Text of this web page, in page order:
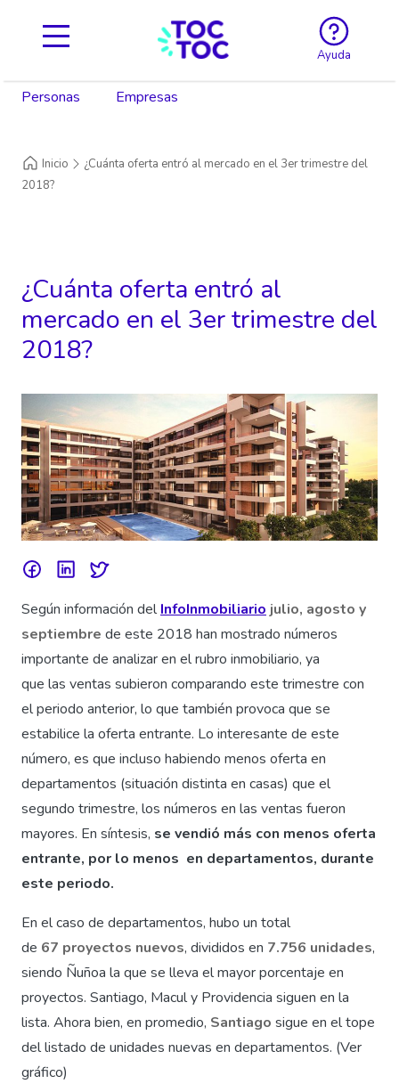
Ayuda
Personas Empresas
Inicio
¿Cuánta oferta entró al mercado en el 3er trimestre del
2018?
¿Cuánta oferta entró al
mercado en el 3er trimestre del
2018?
Según información delInfoInmobiliario julio, agosto y
septiembre de este 2018 han mostrado números
importante de analizar en el rubro inmobiliario, ya
que las ventas subieron comparando este trimestre con
el periodo anterior, lo que también provoca que se
estabilice la oferta entrante. Lo interesante de este
número, es que incluso habiendo menos oferta en
departamentos (situación distinta en casas) que el
segundo trimestre, los números en las ventas fueron
mayores. En síntesis, se vendió más con menos oferta
entrante, por lo menos en departamentos, durante
este periodo.
En el caso de departamentos, hubo un total
de 67 proyectos nuevos, divididos en 7.756 unidades,
siendo Ñuñoa la que se lleva el mayor porcentaje en
proyectos. Santiago, Macul y Providencia siguen en la
lista. Ahora bien, en promedio, Santiago sigue en el tope
del listado de unidades nuevas en departamentos. (Ver
gráfico)